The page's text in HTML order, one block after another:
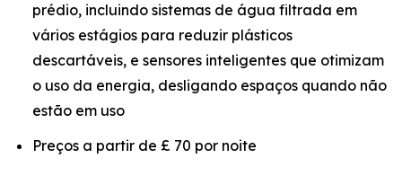
prédio, incluindo sistemas de água filtrada em
vários estágios para reduzir plásticos
descartáveis, e sensores inteligentes que otimizam
o uso da energia, desligando espaços quando não
estão em uso
Preços a partir de £ 70 por noite